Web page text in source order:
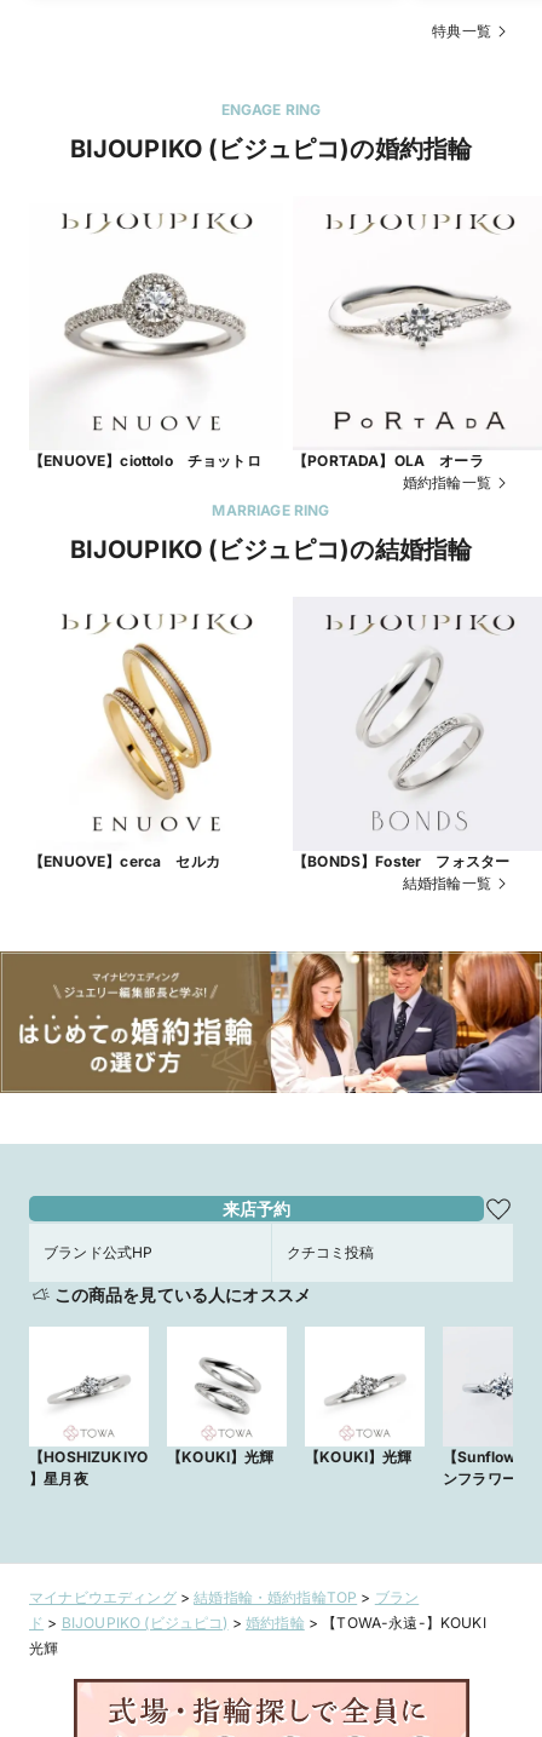
特典一覧
ENGAGE RING
BIJOUPIKO (ビジュピコ)の婚約指輪
【ENUOVE】ciottolo チョットロ
【PORTADA】OLA オーラ
婚約指輪一覧
MARRIAGE RING
BIJOUPIKO (ビジュピコ)の結婚指輪
【ENUOVE】cerca セルカ
【BONDS】Foster フォスター
結婚指輪一覧
来店予約
ブランド公式HP クチコミ投稿
この商品を見ている人にオススメ
【HOSHIZUKIYO
】星月夜
【KOUKI】光輝 【KOUKI】光輝
【Sunflower
ンフラワー
マイナビウエディング>結婚指輪・婚約指輪TOP > ブラン
ド > BIJOUPIKO (ビジュピコ) >婚約指輪 >
【TOWA-永遠-】KOUKI
光輝